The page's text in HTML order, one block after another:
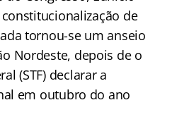
de
tornou-se um anseio
Nordeste, depois de o
(STF) declarar a
em outubro do ano